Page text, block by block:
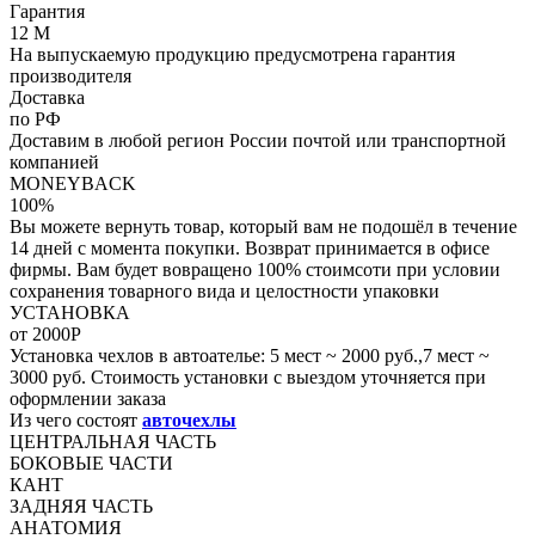
Гарантия
12 M
На выпускаемую продукцию предусмотрена гарантия
производителя
Доставка
по РФ
Доставим в любой регион России почтой или транспортной
компанией
MONEYBACK
100%
Вы можете вернуть товар, который вам не подошёл в течение
14 дней с момента покупки. Возврат принимается в офисе
фирмы. Вам будет вовращено 100% стоимсоти при условии
сохранения товарного вида и целостности упаковки
УСТАНОВКА
от 2000P
Установка чехлов в автоателье: 5 мест ~ 2000 руб.,7 мест ~
3000 руб. Стоимость установки с выездом уточняется при
оформлении заказа
Из чего состоят авточехлы
ЦЕНТРАЛЬНАЯ ЧАСТЬ
БОКОВЫЕ ЧАСТИ
КАНТ
ЗАДНЯЯ ЧАСТЬ
АНАТОМИЯ